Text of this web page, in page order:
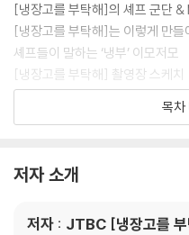
[냉장고를 부탁해]의 셰프 군단 &
[냉장고를 부탁해]는 이렇게 만들
셰프들이 말하는 ‘냉부’ 이모저모
[냉장고를 부탁해] 촬영장 스케치
[냉장고를 부탁해] 최고의 인기
: 셰프가 뽑은 최고의 메뉴 10 | ‘
일러두기
1. Chef 최현석
목차
저자 소개
저자 : JTBC [냉장고를